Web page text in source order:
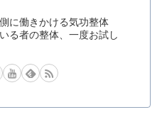
に働きかける気功整体
る者の整体、一度お試し